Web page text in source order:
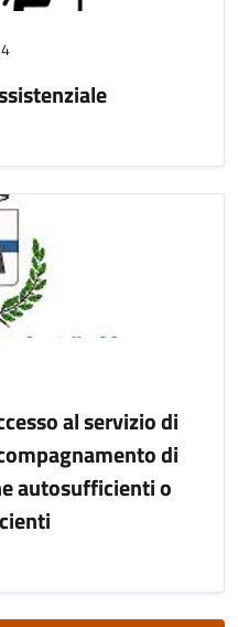
al servizio di
di
autosufficienti o